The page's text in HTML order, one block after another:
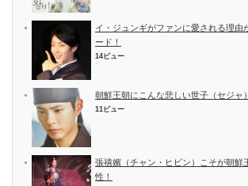
イ・ジュンギがファンに愛される理由
ード！
14ビュー
朝鮮王朝にこんな悲しい世子（セジャ
11ビュー
張禧嬪（チャン・ヒビン）こそが朝鮮
性！